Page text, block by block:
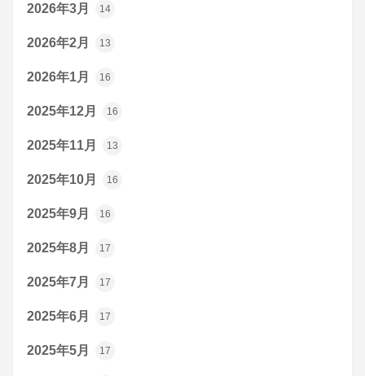
2026年3月 14
2026年2月 13
2026年1月 16
2025年12月 16
2025年11月 13
2025年10月 16
2025年9月 16
2025年8月 17
2025年7月 17
2025年6月 17
2025年5月 17